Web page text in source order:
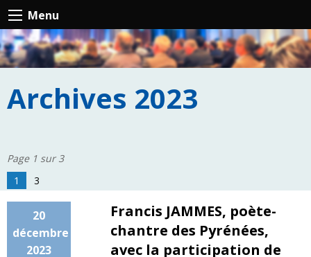
Menu
Archives 2023
Page 1 sur 3
1
3
20
décembre
2023
Francis JAMMES, poète-
chantre des Pyrénées,
avec la participation de